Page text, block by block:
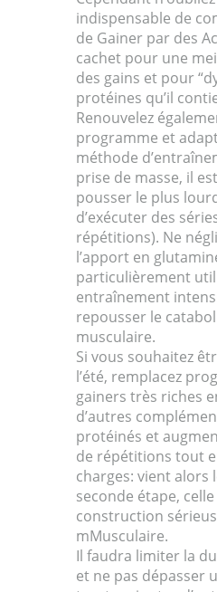
indispensable de
de Gainer par des
cachet pour une
des gains et pour
protéines qu’il
Renouvelez
programme et
méthode
prise de masse, il
pousser le plus
d’exécuter des
répétitions). Ne
l’apport en
particulièrement
entraînement
repousser le
musculaire.
Si vous souhaitez
l’été, remplacez
gainers très riches
d’autres
protéinés et
de répétitions tout
charges: vient alors
seconde étape,
construction
mMusculaire.
Il faudra limiter la
et ne pas dépasser